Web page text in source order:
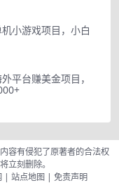
小游戏项目，小白
平台赚美金项目，
容有侵犯了原著者的合法权
立刻删除。
| 站点地图 | 免责声明